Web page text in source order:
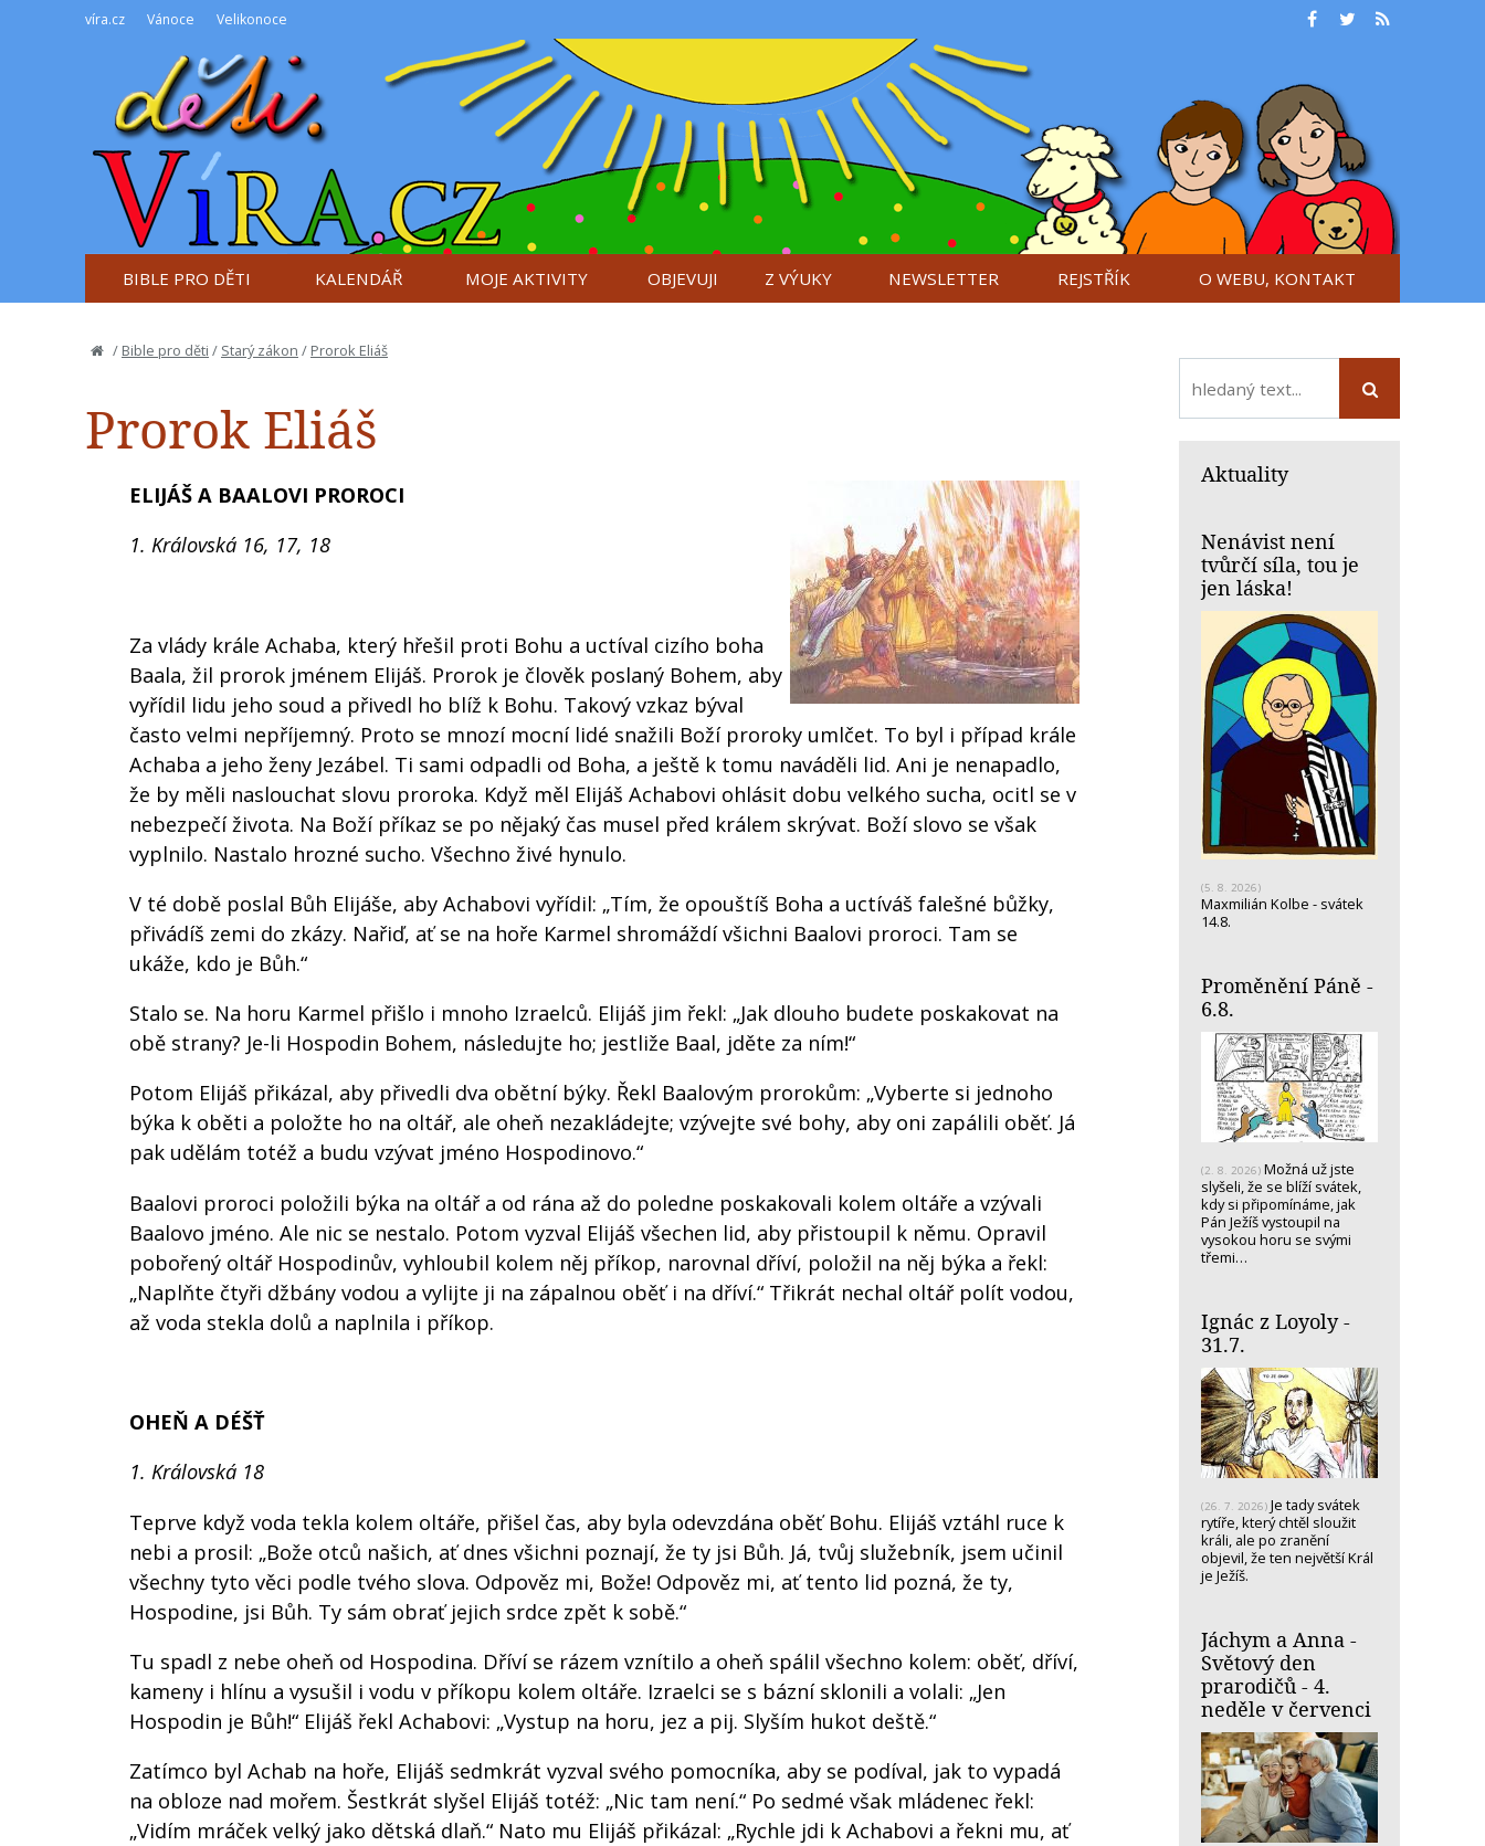
víra.cz Vánoce Velikonoce
BIBLE PRO DĚTI KALENDÁŘ MOJE AKTIVITY OBJEVUJI Z VÝUKY NEWSLETTER REJSTŘÍK O WEBU, KONTAKT
/ Bible pro děti / Starý zákon / Prorok Eliáš
Prorok Eliáš
ELIJÁŠ A BAALOVI PROROCI
1. Královská 16, 17, 18
Za vlády krále Achaba, který hřešil proti Bohu a uctíval cizího boha
Baala, žil prorok jménem Elijáš. Prorok je člověk poslaný Bohem, aby
vyřídil lidu jeho soud a přivedl ho blíž k Bohu. Takový vzkaz býval
často velmi nepříjemný. Proto se mnozí mocní lidé snažili Boží proroky umlčet. To byl i případ krále
Achaba a jeho ženy Jezábel. Ti sami odpadli od Boha, a ještě k tomu naváděli lid. Ani je nenapadlo,
že by měli naslouchat slovu proroka. Když měl Elijáš Achabovi ohlásit dobu velkého sucha, ocitl se v
nebezpečí života. Na Boží příkaz se po nějaký čas musel před králem skrývat. Boží slovo se však
vyplnilo. Nastalo hrozné sucho. Všechno živé hynulo.
V té době poslal Bůh Elijáše, aby Achabovi vyřídil: „Tím, že opouštíš Boha a uctíváš falešné bůžky,
přivádíš zemi do zkázy. Nařiď, ať se na hoře Karmel shromáždí všichni Baalovi proroci. Tam se
ukáže, kdo je Bůh.“
Stalo se. Na horu Karmel přišlo i mnoho Izraelců. Elijáš jim řekl: „Jak dlouho budete poskakovat na
obě strany? Je-li Hospodin Bohem, následujte ho; jestliže Baal, jděte za ním!“
Potom Elijáš přikázal, aby přivedli dva obětní býky. Řekl Baalovým prorokům: „Vyberte si jednoho
býka k oběti a položte ho na oltář, ale oheň nezakládejte; vzývejte své bohy, aby oni zapálili oběť. Já
pak udělám totéž a budu vzývat jméno Hospodinovo.“
Baalovi proroci položili býka na oltář a od rána až do poledne poskakovali kolem oltáře a vzývali
Baalovo jméno. Ale nic se nestalo. Potom vyzval Elijáš všechen lid, aby přistoupil k němu. Opravil
pobořený oltář Hospodinův, vyhloubil kolem něj příkop, narovnal dříví, položil na něj býka a řekl:
„Naplňte čtyři džbány vodou a vylijte ji na zápalnou oběť i na dříví.“ Třikrát nechal oltář polít vodou,
až voda stekla dolů a naplnila i příkop.
OHEŇ A DÉŠŤ
1. Královská 18
Teprve když voda tekla kolem oltáře, přišel čas, aby byla odevzdána oběť Bohu. Elijáš vztáhl ruce k
nebi a prosil: „Bože otců našich, ať dnes všichni poznají, že ty jsi Bůh. Já, tvůj služebník, jsem učinil
všechny tyto věci podle tvého slova. Odpověz mi, Bože! Odpověz mi, ať tento lid pozná, že ty,
Hospodine, jsi Bůh. Ty sám obrať jejich srdce zpět k sobě.“
Tu spadl z nebe oheň od Hospodina. Dříví se rázem vznítilo a oheň spálil všechno kolem: oběť, dříví,
kameny i hlínu a vysušil i vodu v příkopu kolem oltáře. Izraelci se s bázní sklonili a volali: „Jen
Hospodin je Bůh!“ Elijáš řekl Achabovi: „Vystup na horu, jez a pij. Slyším hukot deště.“
Zatímco byl Achab na hoře, Elijáš sedmkrát vyzval svého pomocníka, aby se podíval, jak to vypadá
na obloze nad mořem. Šestkrát slyšel Elijáš totéž: „Nic tam není.“ Po sedmé však mládenec řekl:
„Vidím mráček velký jako dětská dlaň.“ Nato mu Elijáš přikázal: „Rychle jdi k Achabovi a řekni mu, ať
Aktuality
Nenávist není
tvůrčí síla, tou je
jen láska!
(5. 8. 2026)
Maxmilián Kolbe - svátek
14.8.
Proměnění Páně -
6.8.
(2. 8. 2026) Možná už jste
slyšeli, že se blíží svátek,
kdy si připomínáme, jak
Pán Ježíš vystoupil na
vysokou horu se svými
třemi…
Ignác z Loyoly -
31.7.
(26. 7. 2026) Je tady svátek
rytíře, který chtěl sloužit
králi, ale po zranění
objevil, že ten největší Král
je Ježíš.
Jáchym a Anna -
Světový den
prarodičů - 4.
neděle v červenci